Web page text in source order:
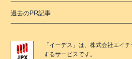
過去のPR記事
「 イーデス 」は、株式会社エイ
するサービスです。